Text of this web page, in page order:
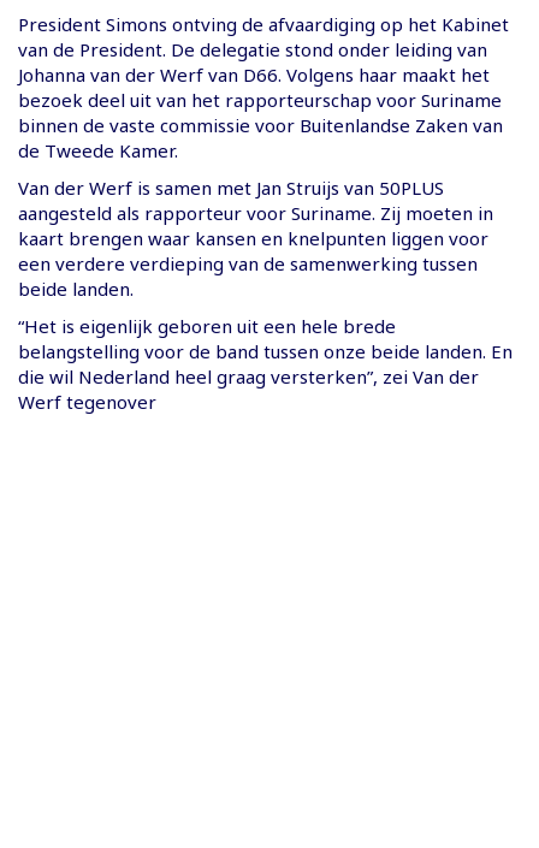
President Simons ontving de afvaardiging op het Kabinet
van de President. De delegatie stond onder leiding van
Johanna van der Werf van D66. Volgens haar maakt het
bezoek deel uit van het rapporteurschap voor Suriname
binnen de vaste commissie voor Buitenlandse Zaken van
de Tweede Kamer.
Van der Werf is samen met Jan Struijs van 50PLUS
aangesteld als rapporteur voor Suriname. Zij moeten in
kaart brengen waar kansen en knelpunten liggen voor
een verdere verdieping van de samenwerking tussen
beide landen.
“Het is eigenlijk geboren uit een hele brede
belangstelling voor de band tussen onze beide landen. En
die wil Nederland heel graag versterken”, zei Van der
Werf tegenover